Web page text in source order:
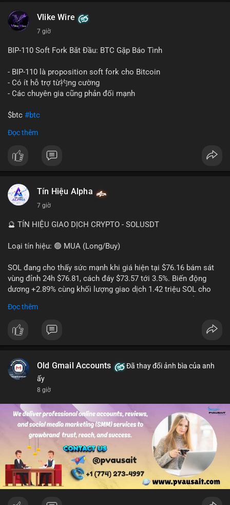
này có thể phản ánh ba kịch bản chính: thứ nhất, cá voi đang
chuẩn bị thanh khoản bằng cách chuyển lên sàn giao dịch, tạo
để nắm giữ dài hạn, thể hiện niềm tin vào xu hướng tăng; thứ
tán rủi ro. Với mức giá 65K, khối lượng này không quá lớn để
gây sốc thanh khoản tức thời, nhưng vẫn đủ sức tạo biến động
tâm lý ngắn hạn nếu hướng đến sàn tập trung.
Lời khuyên cho nhà đầu tư nhỏ lẻ:
hướng đi của dòng tiền. Tránh hành động theo cảm xúc, ưu
rõ ràng về đích đến của số BTC này.
#dongtienlon
Vlike Wire
7 giờ
BIP-110 Soft Fork Bắt Đầu: BTC Gặp Báo Tình
- BIP-110 là proposition soft fork cho Bitcoin
- Có ít hỗ trợ từ礿ng cường
- Các chuyên gia cũng phản đối mạnh
$btc #btc
#vlikevn
📰 Nguồn: CoinDesk
Đọc thêm
Tín Hiệu Alpha
7 giờ
🔮 TÍN HIỆU GIAO DỊCH CRYPTO - SOLUSDT
Loại tín hiệu: 🟢 MUA (Long/Buy)
SOL đang cho thấy sức mạnh khi giá hiện tại $76.16 bám sát
vùng đỉnh 24h $76.81, cách đáy $73.57 tới 3.5%. Biến động
dương +2.89% cùng khối lượng giao dịch 1.42 triệu SOL cho
hoàn toàn nhịp điều chỉnh.
Khuyến nghị giao dịch cụ thể:
- Vùng Entry: 75.80 - 76.20 (chờ retest vùng kháng cự cũ thành
- Mục tiêu chốt lời: TP1: 77.50, TP2: 78.80
- Cắt lỗ: 74.90 (dưới vùng hỗ trợ gần nhất)
chốt 50% vị thế tại TP1 và dời stop loss về điểm hòa vốn.
#solusdt #longsol #vung76 #breakoutsol #lenhmuasol
Đọc thêm
Old Gmail Accounts
Đã thay đổi ảnh bìa của anh
ấy
8 giờ